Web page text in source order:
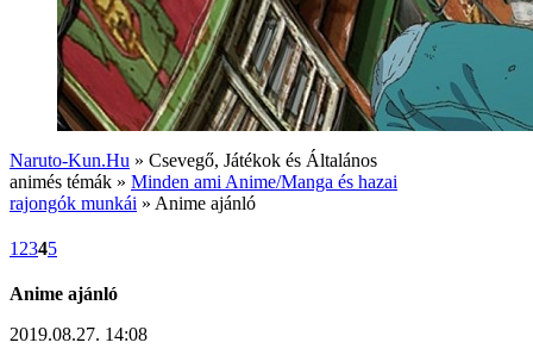
Naruto-Kun.Hu » Csevegő, Játékok és Általános
animés témák » Minden ami Anime/Manga és hazai
rajongók munkái » Anime ajánló
1 2345
Anime ajánló
2019.08.27. 14:08